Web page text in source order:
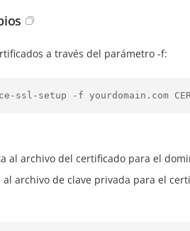
a través del parámetro -f:
ssl-setup -f yourdomain.com
al archivo del certificado para el
al archivo de clave privada para el